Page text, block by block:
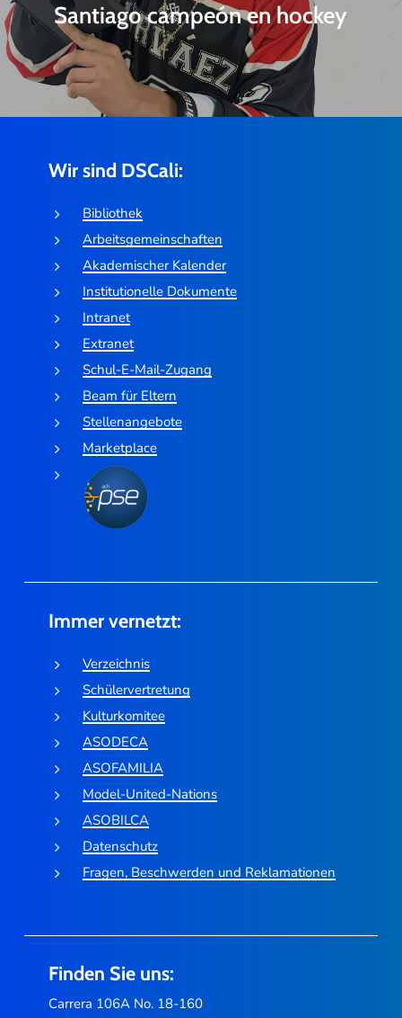
Santiago campeón en hockey
Wir sind DSCali:
Bibliothek
Arbeitsgemeinschaften
Akademischer Kalender
Institutionelle Dokumente
Intranet
Extranet
Schul-E-Mail-Zugang
Beam für Eltern
Stellenangebote
Marketplace
Immer vernetzt:
Verzeichnis
Schülervertretung
Kulturkomitee
ASODECA
ASOFAMILIA
Model-United-Nations
ASOBILCA
Datenschutz
Fragen, Beschwerden und Reklamationen
Finden Sie uns:
Carrera 106A No. 18-160